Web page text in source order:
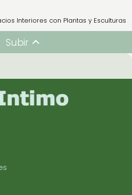
Interiores con Plantas y Esculturas
Subir